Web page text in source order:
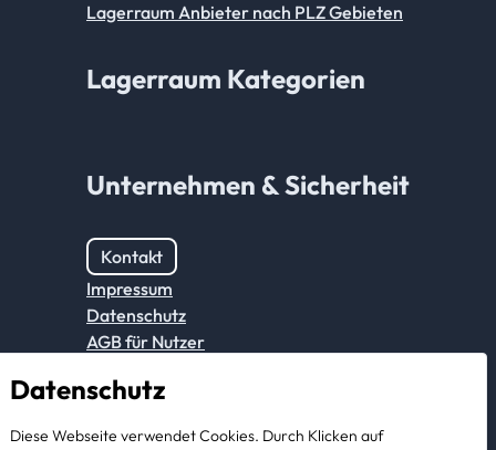
Datenschutz
Diese Webseite verwendet Cookies. Durch Klicken auf
Lagerraum Anbieter nach PLZ Gebieten
Lagerraum Kategorien
Unternehmen & Sicherheit
Kontakt
Impressum
Datenschutz
AGB für Nutzer
Für Anbieter